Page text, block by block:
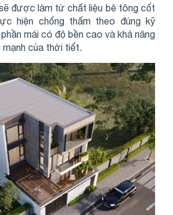
được làm từ chất liệu bê tông cốt
hiện chống thấm theo đúng kỹ
mái có độ bền cao và khả năng
của thời tiết.